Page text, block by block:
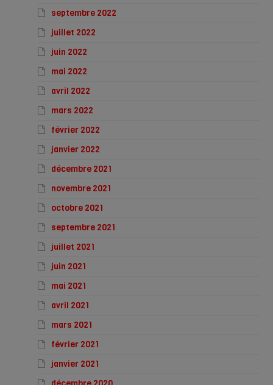
septembre 2022
juillet 2022
juin 2022
mai 2022
avril 2022
mars 2022
février 2022
janvier 2022
décembre 2021
novembre 2021
octobre 2021
septembre 2021
juillet 2021
juin 2021
mai 2021
avril 2021
mars 2021
février 2021
janvier 2021